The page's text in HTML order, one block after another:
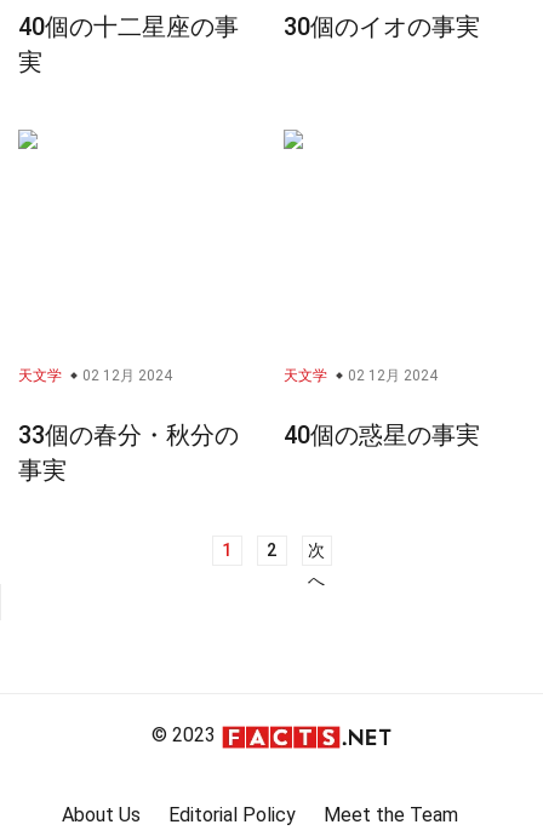
40個の十二星座の事
実
30個のイオの事実
天文学 02 12月 2024
33個の春分・秋分の
事実
天文学 02 12月 2024
40個の惑星の事実
1 2
次
へ
© 2023
About Us Editorial Policy
Meet the Team